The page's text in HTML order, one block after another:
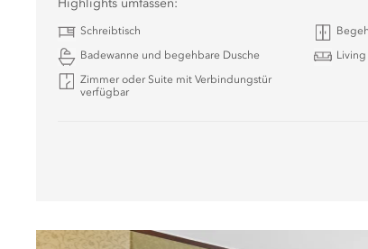
Highlights umfassen:
Schreibtisch
Badewanne und begehbare Dusche Living
Zimmer oder Suite mit Verbindungstür
verfügbar